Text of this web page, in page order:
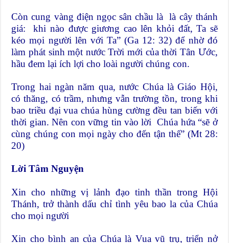
Còn cung vàng điện ngọc sân chầu là là cây thánh
giá: khi nào được giương cao lên khỏi đất, Ta sẽ
kéo mọi người lên với Ta” (Ga 12: 32) để nhờ đó
làm phát sinh một nước Trời mới của thời Tân Ước,
hầu đem lại ích lợi cho loài người chúng con.
Trong hai ngàn năm qua, nước Chúa là Giáo Hội,
có thăng, có trầm, nhưng vẫn trường tồn, trong khi
bao triều đại vua chúa hùng cường đều tan biến với
thời gian. Nên con vững tin vào lời Chúa hứa “sẽ ở
cùng chúng con mọi ngày cho đến tận thế” (Mt 28:
20)
Lời Tâm Nguyện
Xin cho những vị lảnh đạo tinh thần trong Hội
Thánh, trở thành dấu chỉ tình yêu bao la của Chúa
cho mọi người
Xin cho bình an của Chúa là Vua vũ trụ, triển nở